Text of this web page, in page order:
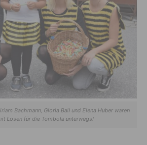
Bachmann, Gloria Ball und Elena Huber waren
Losen für die Tombola unterwegs!